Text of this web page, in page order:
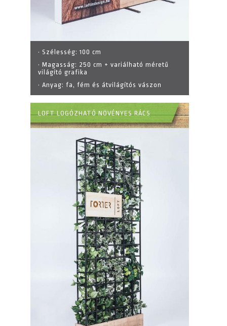
· Szélesség:100 cm
· Magasság: 250 cm + variálható méretű
világító grafika
· Anyag: fa, fém és átvilágítós vászon
LOFT LOGÓZHATÓ NÖVÉNYES RÁCS